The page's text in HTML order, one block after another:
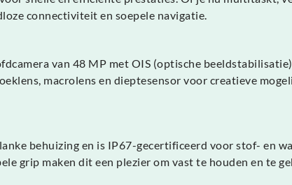
connectiviteit en soepele navigatie.
van 48 MP met OIS (optische
macrolens en dieptesensor voor creatieve
behuizing en is IP67-gecertificeerd voor stof- en
grip maken dit een plezier om vast te houden en te